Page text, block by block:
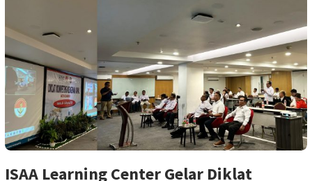
ISAA Learning Center Gelar Diklat